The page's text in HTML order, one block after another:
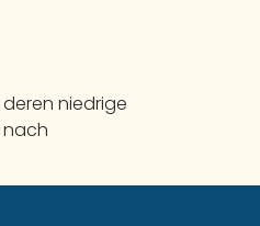
niedrige
nach